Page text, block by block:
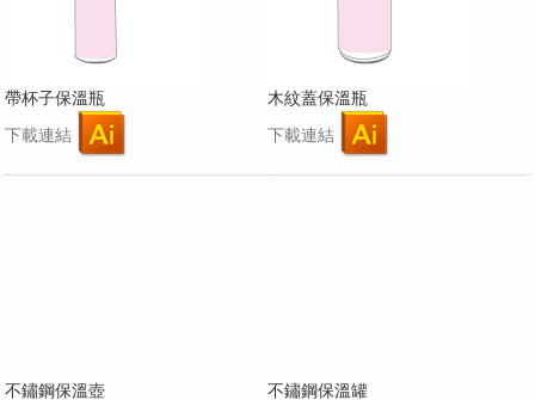
帶杯子保溫瓶
下載連結
木紋蓋保溫瓶
下載連結
不鏽鋼保溫壺
不鏽鋼保溫罐